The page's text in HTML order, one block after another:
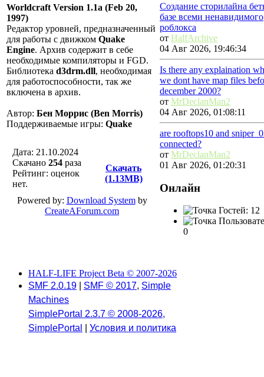
Worldcraft Version 1.1a (Feb 20,
1997)
Редактор уровней, предназначенный
для работы с движком Quake
Engine. Архив содержит в себе
необходимые компиляторы и FGD.
Библиотека d3drm.dll, необходимая
для работоспособности, так же
включена в архив.
Автор: Бен Моррис (Ben Morris)
Поддерживаемые игры: Quake
Дата: 21.10.2024
Скачано 254 разa
Рейтинг: оценок
нет.
Скачать
(1.13MB)
Powered by: Download Systemby
CreateAForum.com
Создание сторилайна
базе всеми ненавидимого
роблокса
от HalfArchive
04 Авг 2026, 19:46:34
Is there any explaination
we dont have map files
december 2000?
от MrDeclanMan2
04 Авг 2026, 01:08:11
are rooftops10 and
connected?
от MrDeclanMan2
01 Авг 2026, 01:20:31
Онлайн
Гостей: 12
0
HALF-LIFE Project Beta © 2007-2026
SMF 2.0.19
SMF © 2017, Simple
Machines
SimplePortal 2.3.7 © 2008-2026,
SimplePortal
Условия и политика